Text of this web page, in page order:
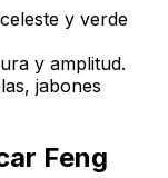
y verde
y amplitud.
jabones
Feng